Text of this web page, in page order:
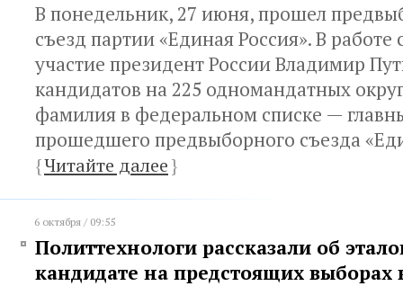
В понедельник, 27 июня, прошел
съезд партии «Единая Россия». В работе
участие президент России Владимир
кандидатов на 225 одномандатных
фамилия в федеральном списке —
прошедшего предвыборного съезда
{Читайте далее}
6 октября / 09:55
Политтехнологи рассказали об
кандидате на предстоящих выборах